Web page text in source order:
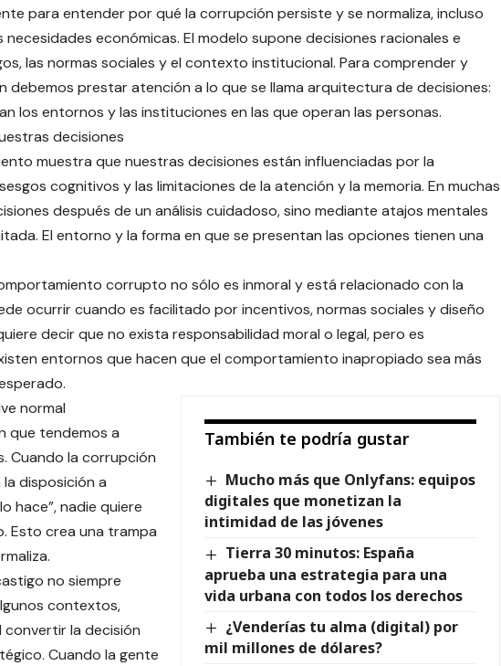
para entender por qué la corrupción persiste y se normaliza, incluso
económicas. El modelo supone decisiones racionales e
las normas sociales y el contexto institucional. Para comprender y
debemos prestar atención a lo que se llama arquitectura de decisiones:
los entornos y las instituciones en las que operan las personas.
decisiones
muestra que nuestras decisiones están influenciadas por la
cognitivos y las limitaciones de la atención y la memoria. En muchas
después de un análisis cuidadoso, sino mediante atajos mentales
El entorno y la forma en que se presentan las opciones tienen una
corrupto no sólo es inmoral y está relacionado con la
ocurrir cuando es facilitado por incentivos, normas sociales y diseño
decir que no exista responsabilidad moral o legal, pero es
entornos que hacen que el comportamiento inapropiado sea más
También te podría gustar
Mucho más que Onlyfans: equipos
digitales que monetizan la
intimidad de las jóvenes
Tierra 30 minutos: España
aprueba una estrategia para una
vida urbana con todos los derechos
¿Venderías tu alma (digital) por
mil millones de dólares?
normal
que tendemos a
Cuando la corrupción
disposición a
hace”, nadie quiere
Esto crea una trampa
no siempre
contextos,
convertir la decisión
Cuando la gente